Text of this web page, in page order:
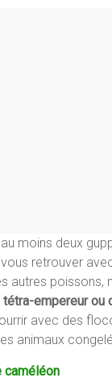
moins deux
retrouver
autres poissons,
tétra-empereur
avec des
animaux
caméléon